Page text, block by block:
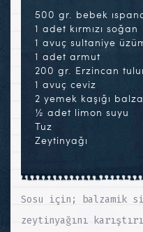
500 gr. bebek
1 adet kırmızı soğan
1 avuç sultaniye
1 adet armut
200 gr. Erzincan
1 avuç ceviz
2 yemek kaşığı
½ adet limon suyu
Tuz
Zeytinyağı
Sosu için; balzamik
zeytinyağını